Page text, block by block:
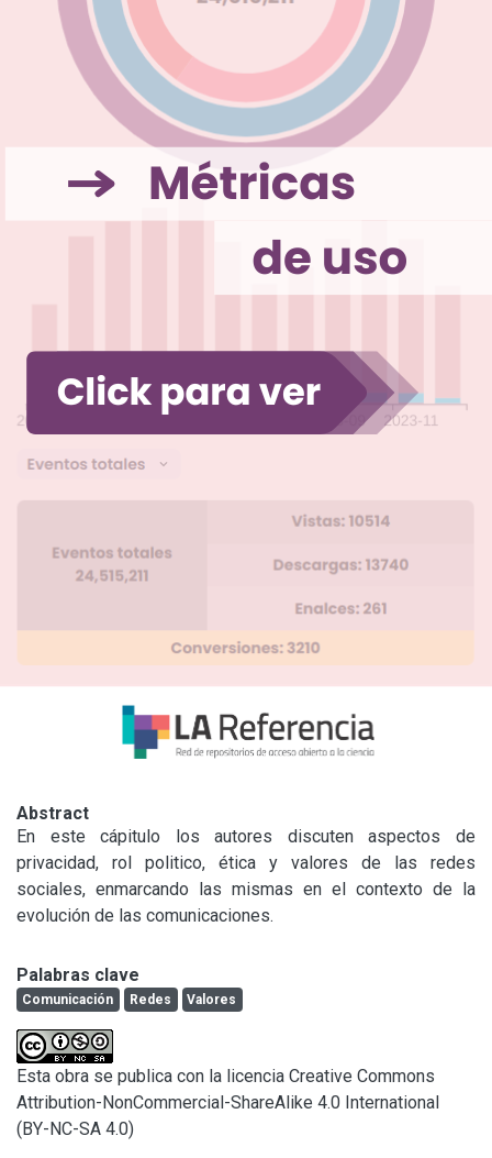
Abstract
En este cápitulo los autores discuten aspectos de
privacidad, rol politico, ética y valores de las redes
sociales, enmarcando las mismas en el contexto de la
evolución de las comunicaciones.
Palabras clave
Comunicación Redes Valores
Esta obra se publica con la licencia Creative Commons
Attribution-NonCommercial-ShareAlike 4.0 International
(BY-NC-SA 4.0)